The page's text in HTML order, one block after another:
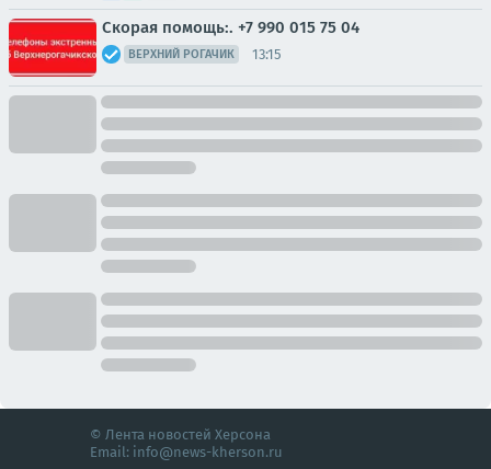
Скорая помощь:. +7 990 015 75 04
ВЕРХНИЙ РОГАЧИК 13:15
© Лента новостей Херсона
Email: info@news-kherson.ru